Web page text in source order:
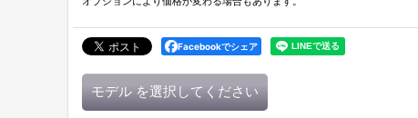
Facebookでシェア
モデル を選択してください